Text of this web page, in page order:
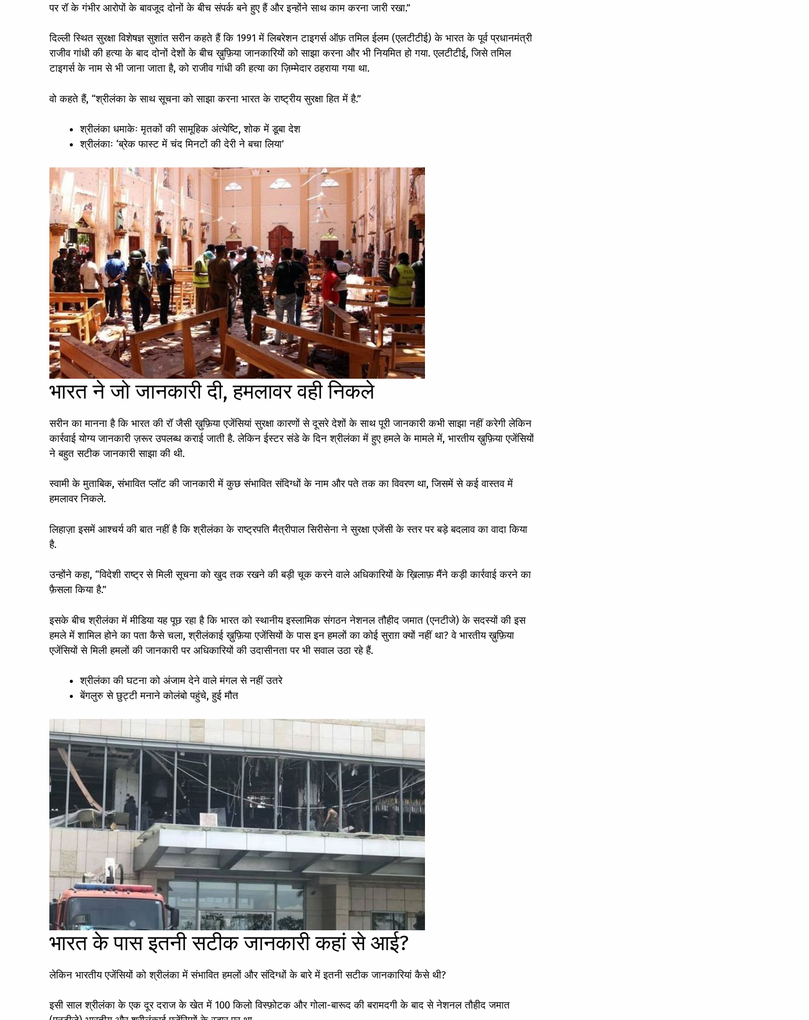
पर रॉ के गंभीर आरोपों के बावजूद दोनों के बीच संपर्क बने हुए हैं और इन्होंने साथ काम करना जारी रखा.”
दिल्ली स्थित सुरक्षा विशेषज्ञ सुशांत सरीन कहते हैं कि 1991 में लिबरेशन टाइगर्स ऑफ़ तमिल ईलम (एलटीटीई) के भारत के पूर्व प्रधानमंत्री
राजीव गांधी की हत्या के बाद दोनों देशों के बीच ख़ुफ़िया जानकारियों को साझा करना और भी नियमित हो गया. एलटीटीई, जिसे तमिल
टाइगर्स के नाम से भी जाना जाता है, को राजीव गांधी की हत्या का ज़िम्मेदार ठहराया गया था.
वो कहते हैं, “श्रीलंका के साथ सूचना को साझा करना भारत के राष्ट्रीय सुरक्षा हित में है.”
श्रीलंका धमाकेः मृतकों की सामूहिक अंत्येष्टि, शोक में डूबा देश
श्रीलंकाः ‘ब्रेक फास्ट में चंद मिनटों की देरी ने बचा लिया’
भारत ने जो जानकारी दी, हमलावर वही निकले
सरीन का मानना है कि भारत की रॉ जैसी ख़ुफ़िया एजेंसियां सुरक्षा कारणों से दूसरे देशों के साथ पूरी जानकारी कभी साझा नहीं करेगी लेकिन
कार्रवाई योग्य जानकारी ज़रूर उपलब्ध कराई जाती है. लेकिन ईस्टर संडे के दिन श्रीलंका में हुए हमले के मामले में, भारतीय ख़ुफ़िया एजेंसियों
ने बहुत सटीक जानकारी साझा की थी.
स्वामी के मुताबिक, संभावित प्लॉट की जानकारी में कुछ संभावित संदिग्धों के नाम और पते तक का विवरण था, जिसमें से कई वास्तव में
हमलावर निकले.
लिहाज़ा इसमें आश्चर्य की बात नहीं है कि श्रीलंका के राष्ट्रपति मैत्रीपाल सिरीसेना ने सुरक्षा एजेंसी के स्तर पर बड़े बदलाव का वादा किया
है.
उन्होंने कहा, “विदेशी राष्ट्र से मिली सूचना को खुद तक रखने की बड़ी चूक करने वाले अधिकारियों के ख़िलाफ़ मैंने कड़ी कार्रवाई करने का
फ़ैसला किया है.”
इसके बीच श्रीलंका में मीडिया यह पूछ रहा है कि भारत को स्थानीय इस्लामिक संगठन नेशनल तौहीद जमात (एनटीजे) के सदस्यों की इस
हमले में शामिल होने का पता कैसे चला, श्रीलंकाई ख़ुफ़िया एजेंसियों के पास इन हमलों का कोई सुराग़ क्यों नहीं था? वे भारतीय ख़ुफ़िया
एजेंसियों से मिली हमलों की जानकारी पर अधिकारियों की उदासीनता पर भी सवाल उठा रहे हैं.
श्रीलंका की घटना को अंजाम देने वाले मंगल से नहीं उतरे
बेंगलुरु से छुट्टी मनाने कोलंबो पहुंचे, हुई मौत
भारत के पास इतनी सटीक जानकारी कहां से आई?
लेकिन भारतीय एजेंसियों को श्रीलंका में संभावित हमलों और संदिग्धों के बारे में इतनी सटीक जानकारियां कैसे थी?
इसी साल श्रीलंका के एक दूर दराज के खेत में 100 किलो विस्फ़ोटक और गोला-बारूद की बरामदगी के बाद से नेशनल तौहीद जमात